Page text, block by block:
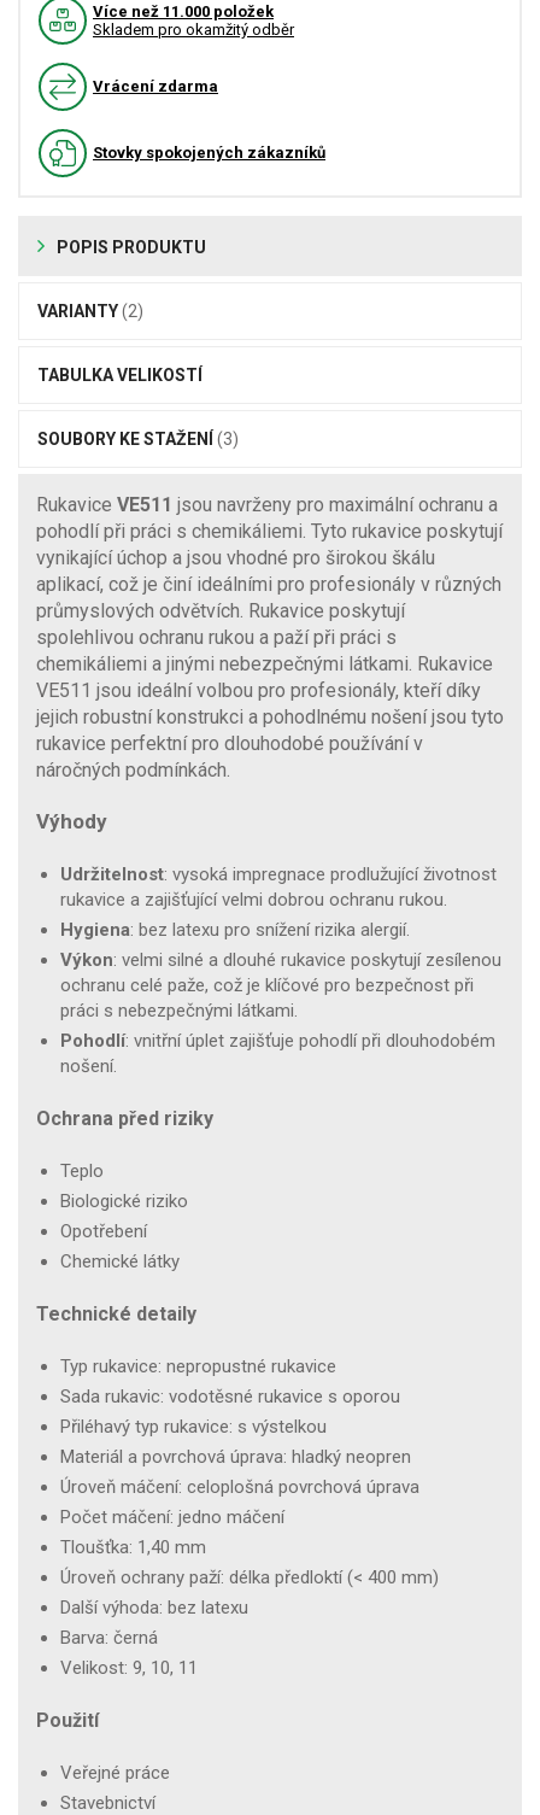
Více než 11.000 položek
Skladem pro okamžitý odběr
Vrácení zdarma
Stovky spokojených zákazníků
POPIS PRODUKTU
VARIANTY(2)
TABULKA VELIKOSTÍ
SOUBORY KE STAŽENÍ (3)
Rukavice VE511 jsou navrženy pro maximální ochranu a
pohodlí při práci s chemikáliemi. Tyto rukavice poskytují
vynikající úchop a jsou vhodné pro širokou škálu
aplikací, což je činí ideálními pro profesionály v různých
průmyslových odvětvích. Rukavice poskytují
spolehlivou ochranu rukou a paží při práci s
chemikáliemi a jinými nebezpečnými látkami. Rukavice
VE511 jsou ideální volbou pro profesionály, kteří díky
jejich robustní konstrukci a pohodlnému nošení jsou tyto
rukavice perfektní pro dlouhodobé používání v
náročných podmínkách.
Výhody
Udržitelnost: vysoká impregnace prodlužující životnost
rukavice a zajišťující velmi dobrou ochranu rukou.
Hygiena: bez latexu pro snížení rizika alergií.
Výkon: velmi silné a dlouhé rukavice poskytují zesílenou
ochranu celé paže, což je klíčové pro bezpečnost při
práci s nebezpečnými látkami.
Pohodlí: vnitřní úplet zajišťuje pohodlí při dlouhodobém
nošení.
Ochrana před riziky
Teplo
Biologické riziko
Opotřebení
Chemické látky
Technické detaily
Typ rukavice: nepropustné rukavice
Sada rukavic: vodotěsné rukavice s oporou
Přiléhavý typ rukavice: s výstelkou
Materiál a povrchová úprava: hladký neopren
Úroveň máčení: celoplošná povrchová úprava
Počet máčení: jedno máčení
Tloušťka: 1,40 mm
Úroveň ochrany paží: délka předloktí (< 400 mm)
Další výhoda: bez latexu
Barva: černá
Velikost: 9, 10, 11
Použití
Veřejné práce
Stavebnictví